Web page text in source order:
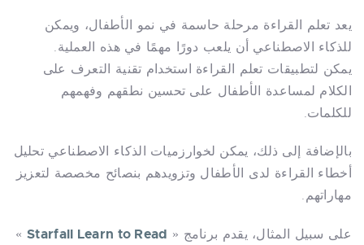
يعد تعلم القراءة مرحلة حاسمة في نمو الأطفال، ويمكن
للذكاء الاصطناعي أن يلعب دورًا مهمًا في هذه العملية.
يمكن لتطبيقات تعلم القراءة استخدام تقنية التعرف على
الكلام لمساعدة الأطفال على تحسين نطقهم وفهمهم
للكلمات.
بالإضافة إلى ذلك، يمكن لخوارزميات الذكاء الاصطناعي تحليل
أخطاء القراءة لدى الأطفال وتزويدهم بنصائح مخصصة لتعزيز
مهاراتهم.
على سبيل المثال، يقدم برنامج « Starfall Learn to Read
»